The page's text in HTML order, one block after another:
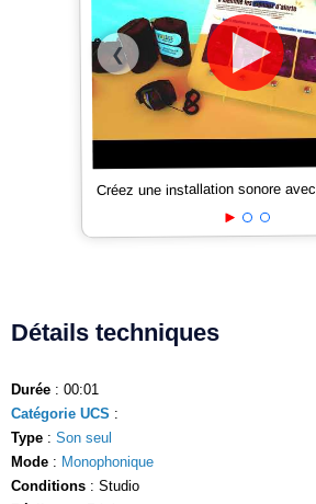
❮
Créez une installation sonore avec
Détails techniques
Durée : 00:01
Catégorie UCS :
Type : Son seul
Mode : Monophonique
Conditions : Studio